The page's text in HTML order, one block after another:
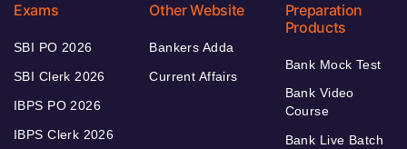
Exams
SBI PO 2026
SBI Clerk 2026
IBPS PO 2026
IBPS Clerk 2026
Other Website
Bankers Adda
Current Affairs
Preparation
Products
Bank Mock Test
Bank Video
Course
Bank Live Batch